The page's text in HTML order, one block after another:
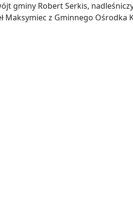
gminy Robert Serkis,
Maksymiec z Gminnego Ośrodka